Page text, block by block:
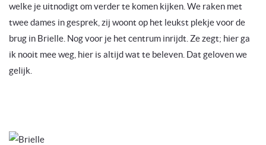
welke je uitnodigt om verder te komen kijken. We raken met
twee dames in gesprek, zij woont op het leukst plekje voor de
brug in Brielle. Nog voor je het centrum inrijdt. Ze zegt; hier ga
ik nooit mee weg, hier is altijd wat te beleven. Dat geloven we
gelijk.